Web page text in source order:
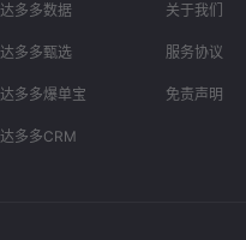
达多多数据
达多多甄选
达多多爆单宝
达多多CRM
关于我们
服务协议
免责声明